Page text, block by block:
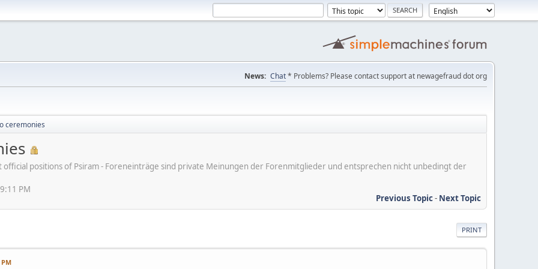
News: Chat* Problems? Please contact support at newagefraud dot org
ceremonies
positions of Psiram - Foreneinträge sind private Meinungen der Forenmitglieder und entsprechen nicht unbedingt der
PM
Previous Topic- Next Topic
PRINT